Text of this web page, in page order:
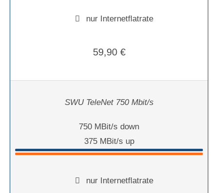
nur Internetflatrate
59,90 €
SWU TeleNet 750 Mbit/s
750 MBit/s down
375 MBit/s up
nur Internetflatrate